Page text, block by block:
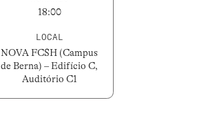
18:00
LOCAL
NOVA FCSH (Campus
de Berna) – Edifício C,
Auditório C1